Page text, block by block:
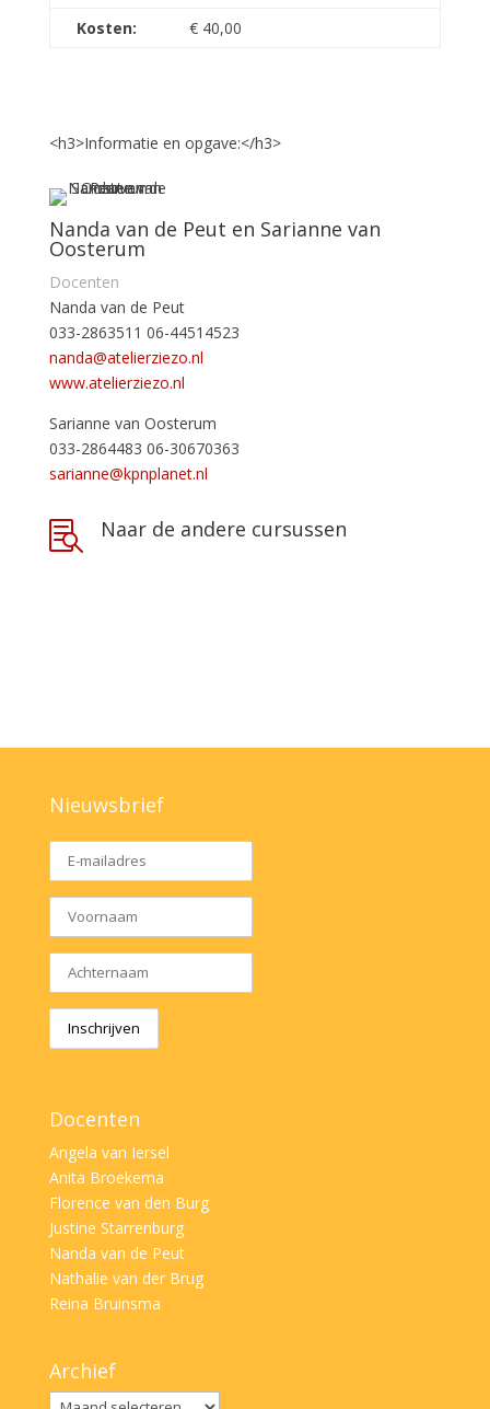
Kosten:
€ 40,00
<h3>Informatie en opgave:</h3>
Nanda van de Peut en Sarianne van
Oosterum
Docenten
Nanda van de Peut
033-2863511 06-44514523
nanda@atelierziezo.nl
www.atelierziezo.nl
Sarianne van Oosterum
033-2864483 06-30670363
sarianne@kpnplanet.nl
 Naar de andere cursussen
Nieuwsbrief
Docenten
Angela van Iersel
Anita Broekema
Florence van den Burg
Justine Starrenburg
Nanda van de Peut
Nathalie van der Brug
Reina Bruinsma
Archief
Archief